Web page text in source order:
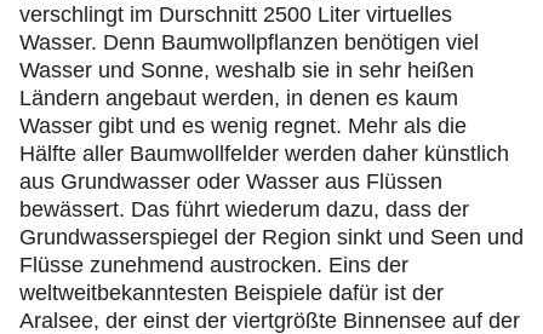
verschlingt im Durschnitt 2500 Liter virtuelles
Wasser. Denn Baumwollpflanzen benötigen viel
Wasser und Sonne, weshalb sie in sehr heißen
Ländern angebaut werden, in denen es kaum
Wasser gibt und es wenig regnet. Mehr als die
Hälfte aller Baumwollfelder werden daher künstlich
aus Grundwasser oder Wasser aus Flüssen
bewässert. Das führt wiederum dazu, dass der
Grundwasserspiegel der Region sinkt und Seen und
Flüsse zunehmend austrocken. Eins der
weltweitbekanntesten Beispiele dafür ist der
Aralsee, der einst der viertgrößte Binnensee auf der